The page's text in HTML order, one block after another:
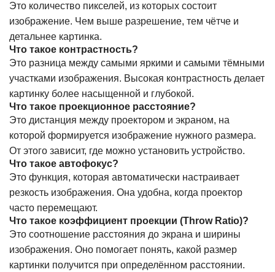
Это количество пикселей, из которых состоит
изображение. Чем выше разрешение, тем чётче и
детальнее картинка.
Что такое контрастность?
Это разница между самыми яркими и самыми тёмными
участками изображения. Высокая контрастность делает
картинку более насыщенной и глубокой.
Что такое проекционное расстояние?
Это дистанция между проектором и экраном, на
которой формируется изображение нужного размера.
От этого зависит, где можно установить устройство.
Что такое автофокус?
Это функция, которая автоматически настраивает
резкость изображения. Она удобна, когда проектор
часто перемещают.
Что такое коэффициент проекции (Throw Ratio)?
Это соотношение расстояния до экрана и ширины
изображения. Оно помогает понять, какой размер
картинки получится при определённом расстоянии.